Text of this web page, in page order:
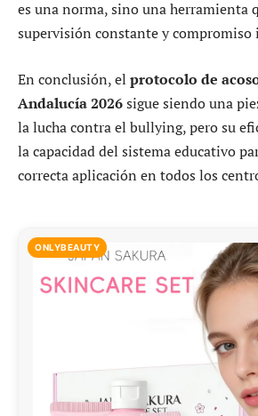
es una norma, sino una herramienta
supervisión constante y
En conclusión, el protocolo de
Andalucía 2026sigue siendo una
la lucha contra el bullying, pero su
la capacidad del sistema educativo
correcta aplicación en todos los
ONLYBEAUTY